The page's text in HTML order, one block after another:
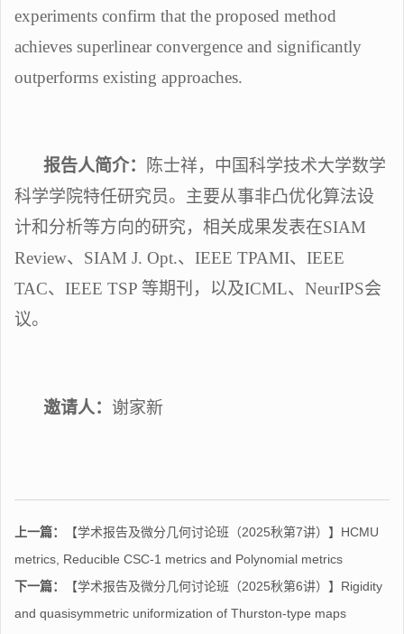
experiments confirm that the proposed method
achieves superlinear convergence and significantly
outperforms existing approaches.
报告人简介：
陈士祥，中国科学技术大学数学
科学学院特任研究员。主要从事非凸优化算法设
计和分析等方向的研究，相关成果发表在SIAM
Review、SIAM J. Opt.、IEEE TPAMI、IEEE
TAC、IEEE TSP 等期刊，以及ICML、NeurIPS会
议。
邀请人： 谢家新
上一篇：
【学术报告及微分几何讨论班（2025秋第7讲）】HCMU
metrics, Reducible CSC-1 metrics and Polynomial metrics
下一篇：
【学术报告及微分几何讨论班（2025秋第6讲）】Rigidity
and quasisymmetric uniformization of Thurston-type maps